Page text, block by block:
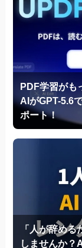
PDF学習がも
AIがGPT-5.6
ポート！
「人が辞め
しませんか？